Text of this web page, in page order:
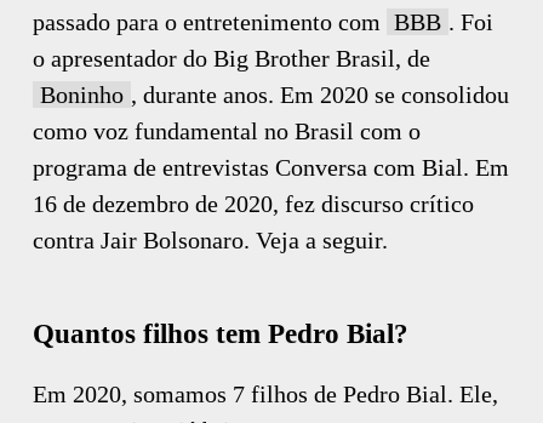
passado para o entretenimento com BBB . Foi
o apresentador do Big Brother Brasil, de
Boninho , durante anos. Em 2020 se consolidou
como voz fundamental no Brasil com o
programa de entrevistas Conversa com Bial. Em
16 de dezembro de 2020, fez discurso crítico
contra Jair Bolsonaro. Veja a seguir.
Quantos filhos tem Pedro Bial?
Em 2020, somamos 7 filhos de Pedro Bial. Ele,